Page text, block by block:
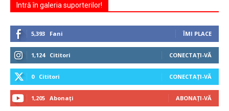
Intră în galeria suporterilor!
5,393 Fani ÎMI PLACE
1,124 Cititori CONECTAȚI-VĂ
0 Cititori CONECTAȚI-VĂ
1,205 Abonați ABONAȚI-VĂ